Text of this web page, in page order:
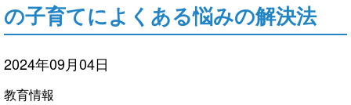
の子育てによくある悩みの解決法
2024年09月04日
教育情報